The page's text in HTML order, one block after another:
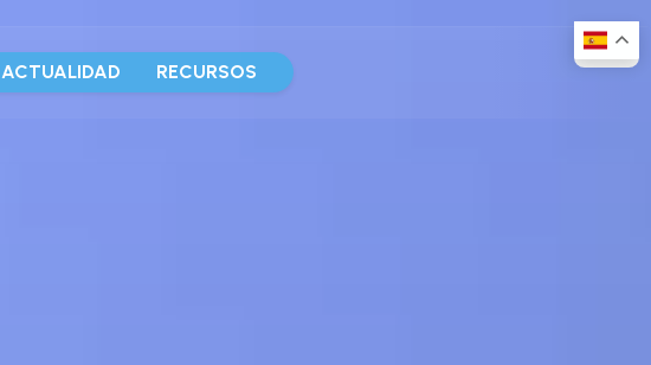
ACTUALIDAD RECURSOS